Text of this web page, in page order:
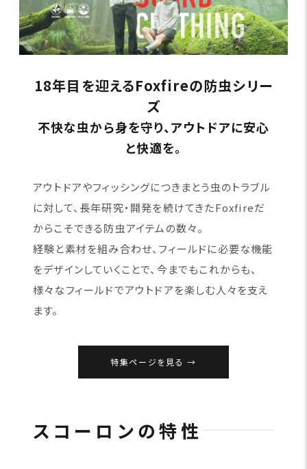
18年目を迎えるFoxfireの防虫シリー
ズ
不快な虫から身を守り、アウトドアに安心
と快適を。
アウトドアやフィッシングにつきまとう虫のトラブル
に対して、長年研究・開発を続けてきたFoxfireだ
からこそできる防虫アイテムの数々。
経験と素材を組み合わせ、フィールドに必要な機能
をデザインしていくことで、今までもこれからも、
様々なフィールドでアウトドアを楽しむ人々を支え
ます。
特集ページを見る
スコーロンの特性